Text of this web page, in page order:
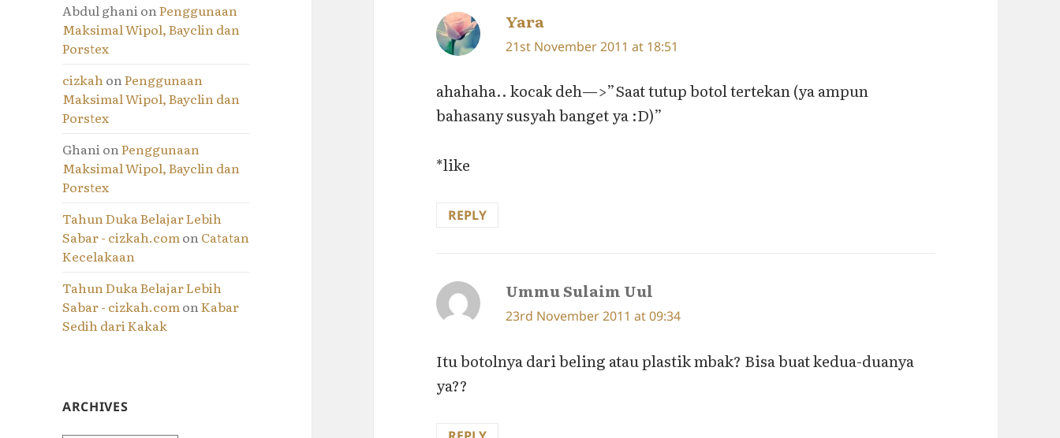
Abdul ghanionPenggunaan
Maksimal Wipol, Bayclin dan
Porstex
cizkahonPenggunaan
Maksimal Wipol, Bayclin dan
Porstex
GhanionPenggunaan
Maksimal Wipol, Bayclin dan
Porstex
Tahun Duka Belajar Lebih
Sabar - cizkah.comonCatatan
Kecelakaan
Tahun Duka Belajar Lebih
Sabar - cizkah.comonKabar
Sedih dari Kakak
ARCHIVES
Yara
21st November 2011 at 18:51
ahahaha.. kocak deh—>”Saat tutup botol tertekan (ya ampun
bahasany susyah banget ya :D)”
*like
REPLY
Ummu Sulaim Uul
23rd November 2011 at 09:34
Itu botolnya dari beling atau plastik mbak? Bisa buat kedua-duanya
ya??